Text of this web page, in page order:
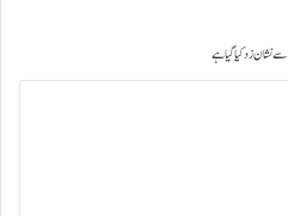
سے نشان زد کیا گیا ہے